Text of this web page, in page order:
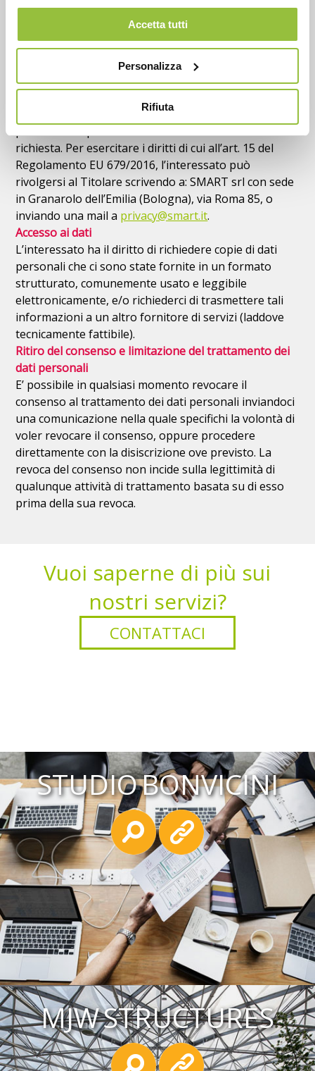
Accetta tutti
Personalizza
Rifiuta
opporsi al trattamento per finalità diverse da quelle
Reclamo
È possibile esercitare ogni diritto descritto in questa
sezione nei confronti del Titolare del trattamento,
che potremmo chiederti di verificare la tua identità
richiesta. Per esercitare i diritti di cui all’art. 15 del
Regolamento EU 679/2016, l’interessato può
rivolgersi al Titolare scrivendo a: SMART srl con sede
in Granarolo dell’Emilia (Bologna), via Roma 85, o
inviando una mail a privacy@smart.it.
Accesso ai dati
L’interessato ha il diritto di richiedere copie di dati
personali che ci sono state fornite in un formato
strutturato, comunemente usato e leggibile
elettronicamente, e/o richiederci di trasmettere tali
informazioni a un altro fornitore di servizi (laddove
tecnicamente fattibile).
Ritiro del consenso e limitazione del trattamento dei
dati personali
E’ possibile in qualsiasi momento revocare il
consenso al trattamento dei dati personali inviandoci
una comunicazione nella quale specifichi la volontà di
voler revocare il consenso, oppure procedere
direttamente con la disiscrizione ove previsto. La
revoca del consenso non incide sulla legittimità di
qualunque attività di trattamento basata su di esso
prima della sua revoca.
Vuoi saperne di più sui
nostri servizi?
CONTATTACI
STUDIO BONVICINI
MJW STRUCTURES